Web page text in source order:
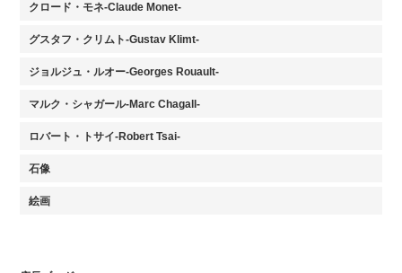
クロード・モネ-Claude Monet-
グスタフ・クリムト-Gustav Klimt-
ジョルジュ・ルオー-Georges Rouault-
マルク・シャガール-Marc Chagall-
ロバート・トサイ-Robert Tsai-
石像
絵画